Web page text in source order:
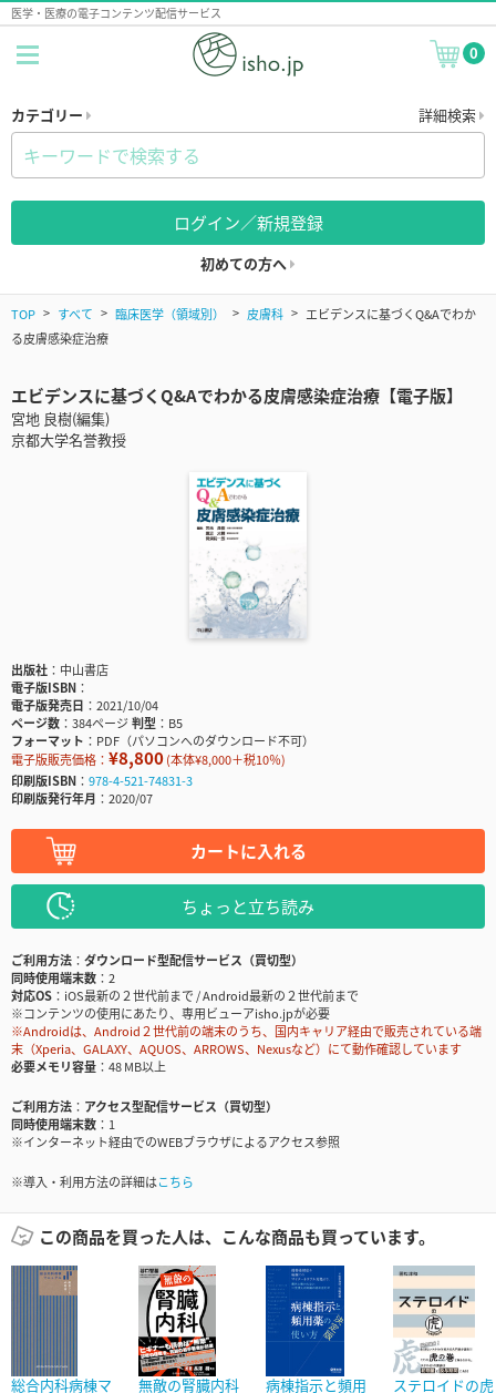
医学・医療の電子コンテンツ配信サービス
0
カテゴリー 詳細検索
ログイン／新規登録
初めての方へ
TOP すべて 臨床医学（領域別） 皮膚科
エビデンスに基づくQ&Aでわか
る皮膚感染症治療
エビデンスに基づくQ&Aでわかる皮膚感染症治療【電子版】
宮地 良樹(編集)
京都大学名誉教授
出版社
中山書店
電子版ISBN
電子版発売日
2021/10/04
ページ数
384ページ判型
B5
フォーマット
PDF（パソコンへのダウンロード不可）
電子版販売価格： ¥8,800(本体¥8,000＋税10％)
印刷版ISBN
978-4-521-74831-3
印刷版発行年月
2020/07
カートに入れる
ちょっと立ち読み
ご利用方法
ダウンロード型配信サービス（買切型）
同時使用端末数
2
対応OS
iOS最新の２世代前まで / Android最新の２世代前まで
※コンテンツの使用にあたり、専用ビューアisho.jpが必要
※Androidは、Android２世代前の端末のうち、国内キャリア経由で販売されている端
末（Xperia、GALAXY、AQUOS、ARROWS、Nexusなど）にて動作確認しています
必要メモリ容量
48 MB以上
ご利用方法
アクセス型配信サービス（買切型）
同時使用端末数
1
※インターネット経由でのWEBブラウザによるアクセス参照
※導入・利用方法の詳細はこちら
この商品を買った人は、こんな商品も買っています。
総合内科病棟マ
無敵の腎臓内科
病棟指示と頻用
ステロイドの虎